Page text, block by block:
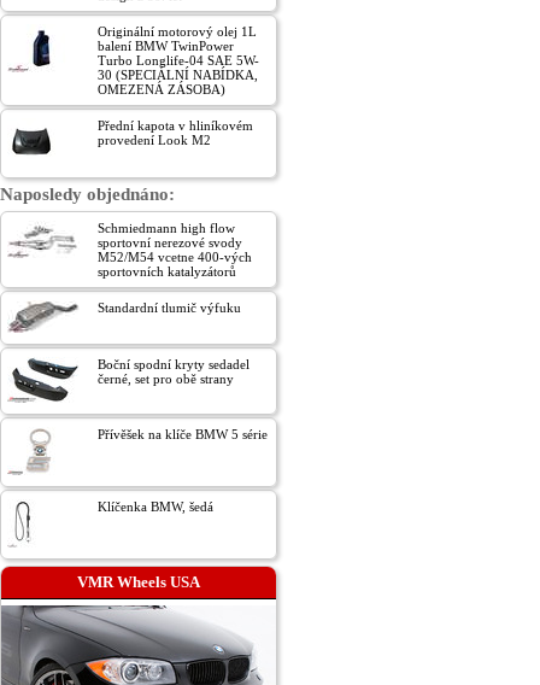
Originální motorový olej 1L
balení BMW TwinPower
Turbo Longlife-04 SAE 5W-
30 (SPECIÁLNÍ NABÍDKA,
OMEZENÁ ZÁSOBA)
Přední kapota v hliníkovém
provedení Look M2
Naposledy objednáno:
Schmiedmann high flow
sportovní nerezové svody
M52/M54 vcetne 400-vých
sportovních katalyzátorů
Standardní tlumič výfuku
Boční spodní kryty sedadel
černé, set pro obě strany
Přívěšek na klíče BMW 5 série
Klíčenka BMW, šedá
VMR Wheels USA